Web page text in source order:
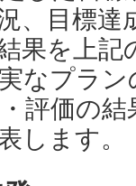
、目標
果を上
なプラ
評価の
します。